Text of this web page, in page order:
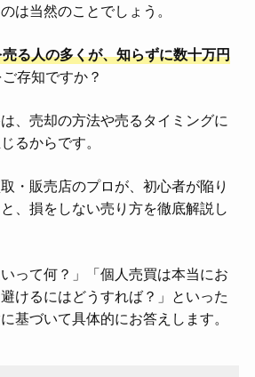
は当然のことでしょう。
る人の多くが、知らずに数十万円
存知ですか？
、売却の方法や売るタイミングに
るからです。
・販売店のプロが、初心者が陥り
、損をしない売り方を徹底解説し
いって何？」「個人売買は本当にお
けるにはどうすれば？」といった
基づいて具体的にお答えします。